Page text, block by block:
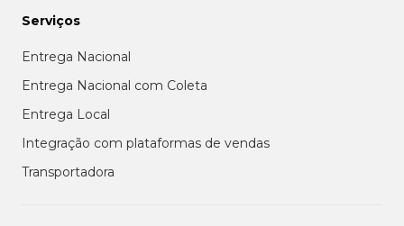
Serviços
Entrega Nacional
Entrega Nacional com Coleta
Entrega Local
Integração com plataformas de vendas
Transportadora